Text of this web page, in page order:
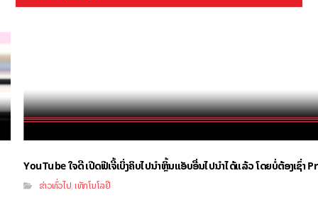
YouTube ໃຈດີ ເປີດຟີເຈີ້ເບິ່ງຄິບໄປນຳຫຼິ້ນແອັບອື່ນໄປນຳໄດ້ແລ້ວ ໂດຍບໍ່ຕ້ອງເຊົ່າ
ຂ່າວທົ່ວໄປ,ເທັກໂນໂລຢີ